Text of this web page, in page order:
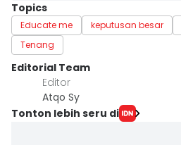
Topics
Educate me keputusan besar
Tenang
Editorial Team
Editor
Atqo Sy
Tonton lebih seru di